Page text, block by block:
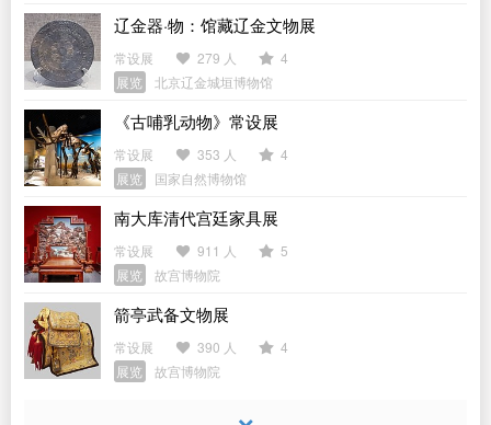
辽金器·物：馆藏辽金文物展
常设展 279 人
4
展览
北京辽金城垣博物馆
《古哺乳动物》常设展
常设展 353 人
4
展览
国家自然博物馆
南大库清代宫廷家具展
常设展 911 人
5
展览
故宫博物院
箭亭武备文物展
常设展 390 人
4
展览
故宫博物院